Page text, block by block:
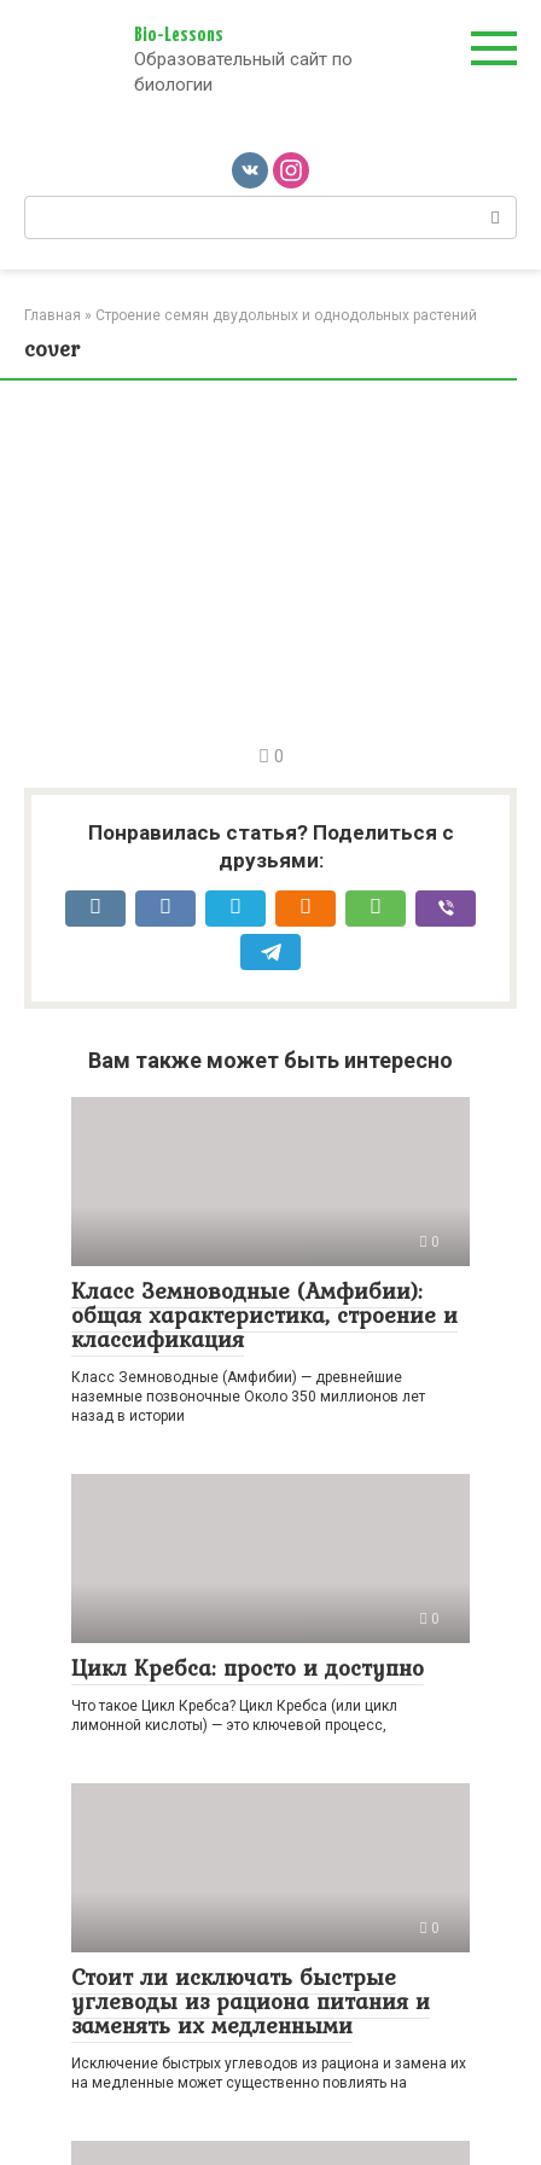
Bio-Lessons
Образовательный сайт по
биологии
Поиск:
Главная » Строение семян двудольных и однодольных растений
cover
0
Понравилась статья? Поделиться с
друзьями:
Вам также может быть интересно
0
Класс Земноводные (Амфибии):
общая характеристика, строение и
классификация
Класс Земноводные (Амфибии) — древнейшие
наземные позвоночные Около 350 миллионов лет
назад в истории
0
Цикл Кребса: просто и доступно
Что такое Цикл Кребса? Цикл Кребса (или цикл
лимонной кислоты) — это ключевой процесс,
0
Стоит ли исключать быстрые
углеводы из рациона питания и
заменять их медленными
Исключение быстрых углеводов из рациона и замена их
на медленные может существенно повлиять на